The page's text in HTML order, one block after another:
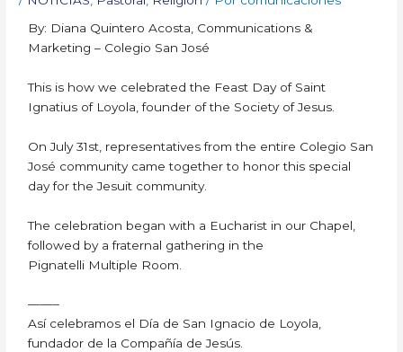
By: Diana Quintero Acosta, Communications &
Marketing – Colegio San José
This is how we celebrated the Feast Day of Saint
Ignatius of Loyola, founder of the Society of Jesus.
On July 31st, representatives from the entire Colegio San
José community came together to honor this special
day for the Jesuit community.
The celebration began with a Eucharist in our Chapel,
followed by a fraternal gathering in the
Pignatelli Multiple Room.
——–
Así celebramos el Día de San Ignacio de Loyola,
fundador de la Compañía de Jesús.